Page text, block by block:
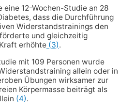
eine 12-Wochen-Studie an 28
dass die Durchführung
Widerstandstrainings den
und gleichzeitig
erhöhte(3).
mit 109 Personen wurde
allein oder in
Übungen wirksamer zur
Körpermasse beiträgt als
(4).